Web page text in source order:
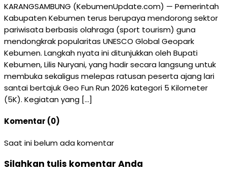
KARANGSAMBUNG (KebumenUpdate.com) — Pemerintah
Kabupaten Kebumen terus berupaya mendorong sektor
pariwisata berbasis olahraga (sport tourism) guna
mendongkrak popularitas UNESCO Global Geopark
Kebumen. Langkah nyata ini ditunjukkan oleh Bupati
Kebumen, Lilis Nuryani, yang hadir secara langsung untuk
membuka sekaligus melepas ratusan peserta ajang lari
santai bertajuk Geo Fun Run 2026 kategori 5 Kilometer
(5K). Kegiatan yang […]
Komentar (0)
Saat ini belum ada komentar
Silahkan tulis komentar Anda